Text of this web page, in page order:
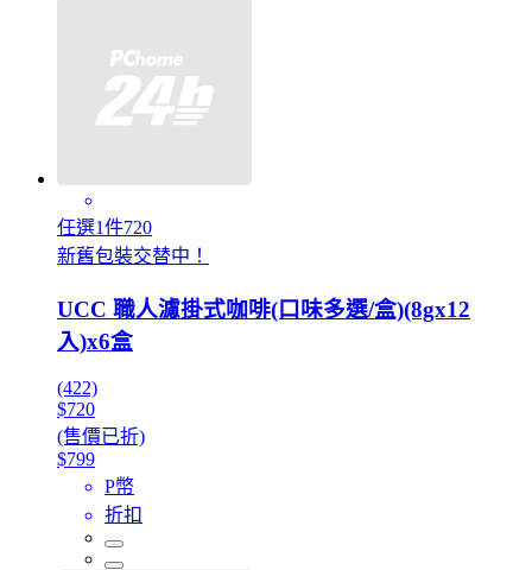
任選1件720
新舊包裝交替中！
UCC 職人濾掛式咖啡(口味多選/盒)(8gx12
入)x6盒
(422)
$720
(售價已折)
$799
P幣
折扣